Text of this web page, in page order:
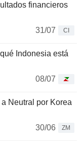
financieros
31/07
CI
Indonesia está
08/07
Neutral por Korea
30/06
ZM